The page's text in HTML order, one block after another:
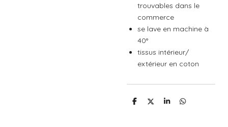
trouvables dans le
commerce
se lave en machine à
40°
tissus intérieur/
extérieur en coton
P
P
P
P